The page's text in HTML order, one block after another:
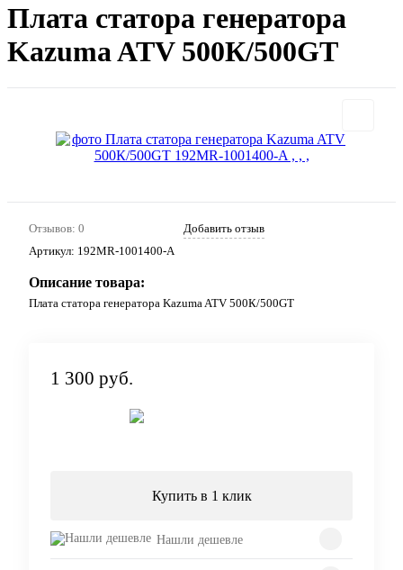
Плата статора генератора
Kazuma ATV 500К/500GT
Отзывов: 0
Добавить отзыв
Артикул: 192MR-1001400-A
Описание товара:
Плата статора генератора Kazuma ATV 500К/500GT
1 300 руб.
Купить в 1 клик
Нашли дешевле